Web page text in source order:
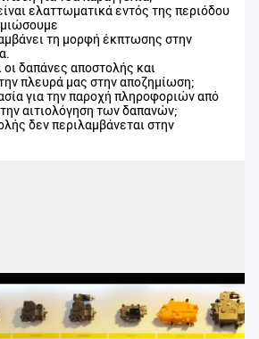
ελαττωματικά εντός της περιόδου
τη μορφή έκπτωσης στην
οι δαπάνες αποστολής και
πλευρά μας στην αποζημίωση;
για την παροχή πληροφοριών από
αιτιολόγηση των δαπανών;
δεν περιλαμβάνεται στην